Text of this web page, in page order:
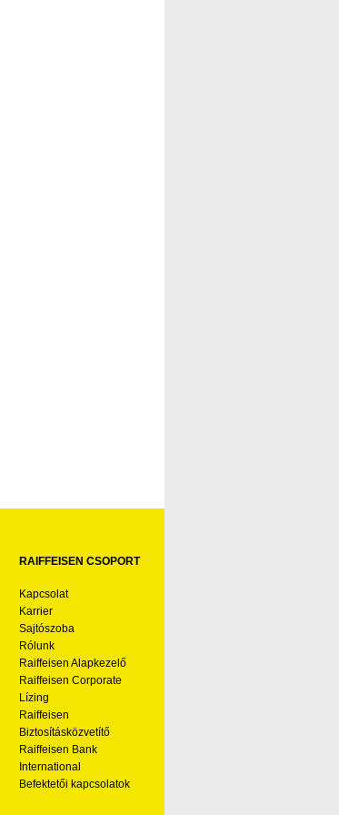
RAIFFEISEN CSOPORT
Kapcsolat
Karrier
Sajtószoba
Rólunk
Raiffeisen Alapkezelő
Raiffeisen Corporate
Lízing
Raiffeisen
Biztosításközvetítő
Raiffeisen Bank
International
Befektetői kapcsolatok